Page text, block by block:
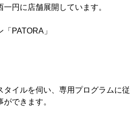
円に店舗展開しています。
PATORA」
イルを伺い、専用プログラムに
できます。